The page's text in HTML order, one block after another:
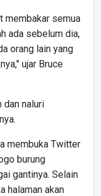
membakar semua
ada sebelum dia,
orang lain yang
ujar Bruce
dan naluri
membuka Twitter
burung
gantinya. Selain
halaman akan